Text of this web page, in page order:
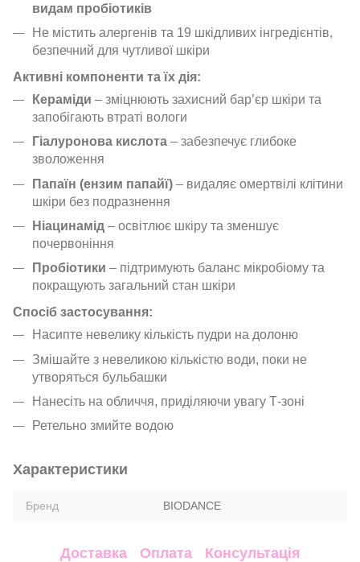
видам пробіотиків
Не містить алергенів та 19 шкідливих інгредієнтів,
безпечний для чутливої шкіри
Активні компоненти та їх дія:
Кераміди – зміцнюють захисний бар’єр шкіри та
запобігають втраті вологи
Гіалуронова кислота – забезпечує глибоке
зволоження
Папаїн (ензим папайї) – видаляє омертвілі клітини
шкіри без подразнення
Ніацинамід – освітлює шкіру та зменшує
почервоніння
Пробіотики – підтримують баланс мікробіому та
покращують загальний стан шкіри
Спосіб застосування:
Насипте невелику кількість пудри на долоню
Змішайте з невеликою кількістю води, поки не
утворяться бульбашки
Нанесіть на обличчя, приділяючи увагу Т-зоні
Ретельно змийте водою
Характеристики
Бренд BIODANCE
Доставка Оплата Консультація